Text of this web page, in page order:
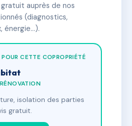
auprès de nos
(diagnostics,
énergie…).
CETTE COPROPRIÉTÉ
isolation des parties
gratuit.